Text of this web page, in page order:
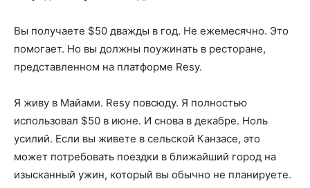
Вы получаете $50 дважды в год. Не ежемесячно. Это
помогает. Но вы должны поужинать в ресторане,
представленном на платформе Resy.
Я живу в Майами. Resy повсюду. Я полностью
использовал $50 в июне. И снова в декабре. Ноль
усилий. Если вы живете в сельской Канзасе, это
может потребовать поездки в ближайший город на
изысканный ужин, который вы обычно не планируете.